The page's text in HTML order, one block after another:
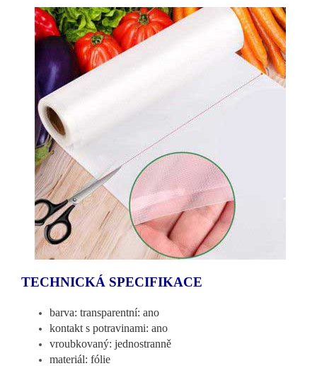
TECHNICKÁ SPECIFIKACE
barva: transparentní: ano
kontakt s potravinami: ano
vroubkovaný: jednostranně
materiál: fólie